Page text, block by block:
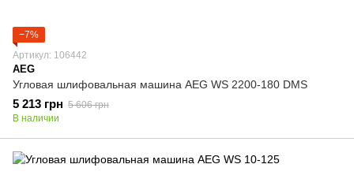
−7%
Артикул: 106442
AEG
Угловая шлифовальная машина AEG WS 2200-180 DMS
5 213 грн 5 606 грн
В наличии